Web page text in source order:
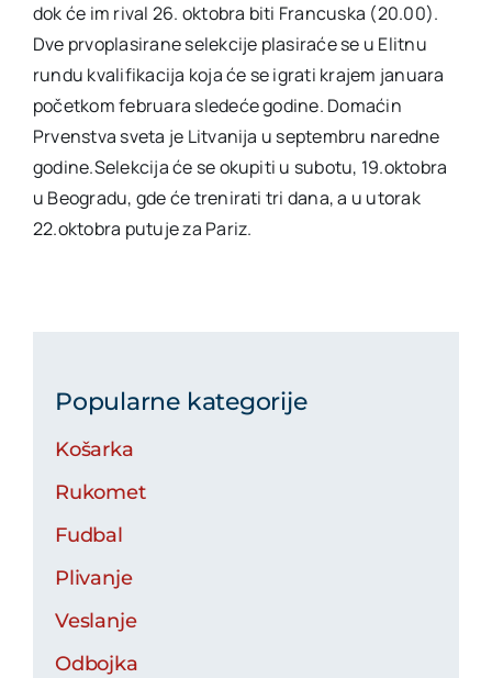
dok će im rival 26. oktobra biti Francuska (20.00).
Dve prvoplasirane selekcije plasiraće se u Elitnu
rundu kvalifikacija koja će se igrati krajem januara
početkom februara sledeće godine. Domaćin
Prvenstva sveta je Litvanija u septembru naredne
godine.Selekcija će se okupiti u subotu, 19.oktobra
u Beogradu, gde će trenirati tri dana, a u utorak
22.oktobra putuje za Pariz.
Popularne kategorije
Košarka
Rukomet
Fudbal
Plivanje
Veslanje
Odbojka